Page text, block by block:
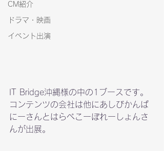
CM紹介
ドラマ・映画
イベント出演
IT Bridge沖縄様の中の1ブースです。
コンテンツの会社は他にあしびかんぱ
にーさんとはらぺこーぽれーしょんさ
んが出展。